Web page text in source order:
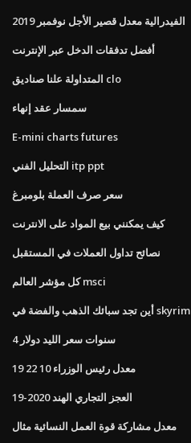
الفيدرالية معدل قصير الأجل نوفمبر 2019
أفضل تدفقات الدخل عبر الإنترنت
المتداولة علنا ​​صناديق clo
سمسار عقد إنهاء
E-mini charts futures
التحليل الفني itp ppt
سعر صرف العملة بلومبرغ
كيف يمكنني بيع المواد على الانترنت
نصائح تداول العملات في المستقبل
كل مؤشر العالم msci
أين تجد سبائك الذهب والفضة في skyrim
4 سنوات سعر الليد دولار
معدل رئيس الوزراء 10 22 19
العجز التجاري الهند 2020-19
معدل مشاركة قوة العمل النسائية مثال